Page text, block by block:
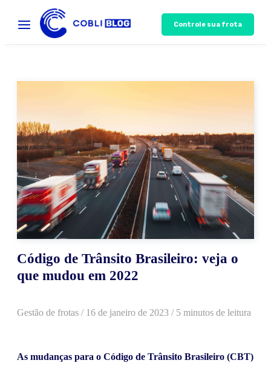
Controle sua frota
Código de Trânsito Brasileiro: veja o
que mudou em 2022
Gestão de frotas / 16 de janeiro de 2023 / 5 minutos de leitura
As mudanças para o Código de Trânsito Brasileiro (CBT)